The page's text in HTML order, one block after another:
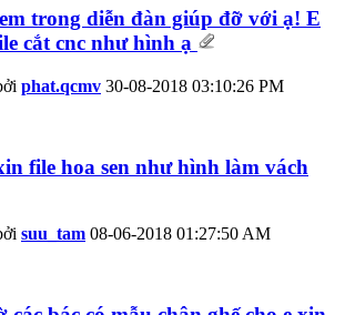
trong diễn đàn giúp đỡ với ạ! E
cắt cnc như hình ạ
phat.qcmv 30-08-2018 03:10:26 PM
file hoa sen như hình làm vách
suu_tam 08-06-2018 01:27:50 AM